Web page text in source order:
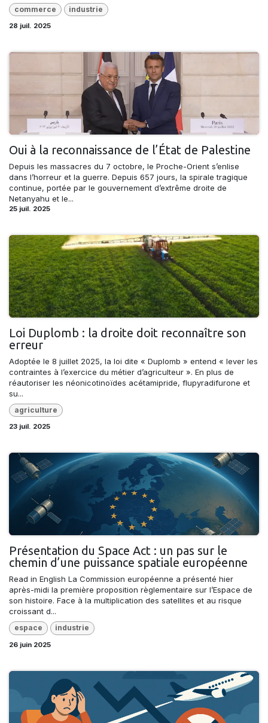
commerce industrie
28 juil. 2025
Oui à la reconnaissance de l’État de Palestine
Depuis les massacres du 7 octobre, le Proche-Orient s’enlise
dans l’horreur et la guerre. Depuis 657 jours, la spirale tragique
continue, portée par le gouvernement d’extrême droite de
Netanyahu et le...
25 juil. 2025
Loi Duplomb : la droite doit reconnaître son
erreur
Adoptée le 8 juillet 2025, la loi dite « Duplomb » entend « lever les
contraintes à l’exercice du métier d’agriculteur ». En plus de
réautoriser les néonicotinoïdes acétamipride, flupyradifurone et
su...
agriculture
23 juil. 2025
Présentation du Space Act : un pas sur le
chemin d’une puissance spatiale européenne
Read in English La Commission européenne a présenté hier
après-midi la première proposition règlementaire sur l’Espace de
son histoire. Face à la multiplication des satellites et au risque
croissant d...
espace industrie
26 juin 2025